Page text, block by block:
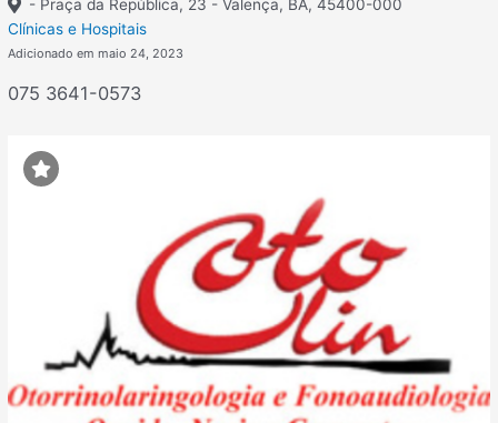
- Praça da República, 23 - Valença, BA, 45400-000
Clínicas e Hospitais
Adicionado em maio 24, 2023
075 3641-0573